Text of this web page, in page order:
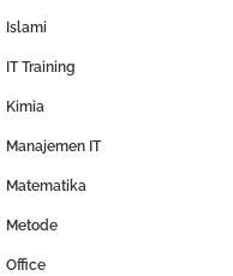
Islami
IT Training
Kimia
Manajemen IT
Matematika
Metode
Office